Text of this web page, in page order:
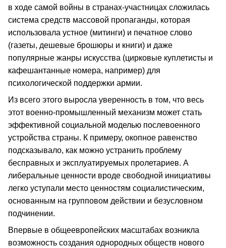
в ходе самой войны в странах-участницах сложилась
система средств массовой пропаганды, которая
использовала устное (митинги) и печатное слово
(газеты, дешевые брошюры и книги) и даже
популярные жанры искусства (цирковые куплетисты и
кафешантанные номера, например) для
психологической поддержки армии.
Из всего этого выросла уверенность в том, что весь
этот военно-промышленный механизм может стать
эффективной социальной моделью послевоенного
устройства страны. К примеру, окопное равенство
подсказывало, как можно устранить проблему
бесправных и эксплуатируемых пролетариев. А
либеральные ценности вроде свободной инициативы
легко уступали место ценностям социалистическим,
основанным на групповом действии и безусловном
подчинении.
Впервые в общеевропейских масштабах возникла
возможность создания однородных обществ нового